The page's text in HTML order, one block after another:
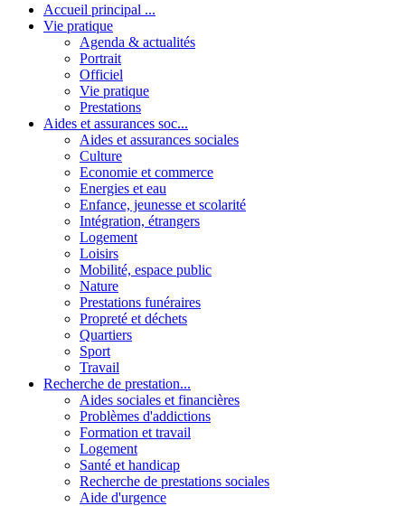
Accueil principal ...
Vie pratique
Agenda & actualités
Portrait
Officiel
Vie pratique
Prestations
Aides et assurances soc...
Aides et assurances sociales
Culture
Economie et commerce
Energies et eau
Enfance, jeunesse et scolarité
Intégration, étrangers
Logement
Loisirs
Mobilité, espace public
Nature
Prestations funéraires
Propreté et déchets
Quartiers
Sport
Travail
Recherche de prestation...
Aides sociales et financières
Problèmes d'addictions
Formation et travail
Logement
Santé et handicap
Recherche de prestations sociales
Aide d'urgence